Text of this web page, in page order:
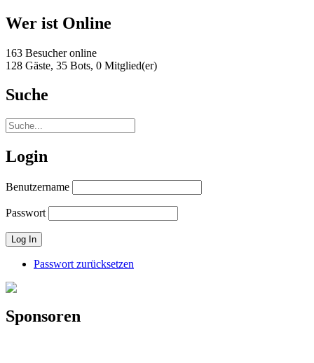
Wer ist Online
163 Besucher online
128 Gäste, 35 Bots, 0 Mitglied(er)
Suche
Login
Benutzername
Passwort
Passwort zurücksetzen
Sponsoren